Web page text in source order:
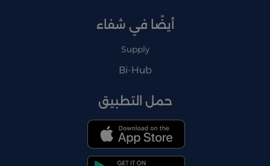
أيضًا في شفاء
Supply
Bi-Hub
حمل التطبيق